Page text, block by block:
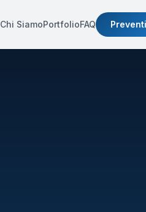
Chi SiamoPortfolioFAQ